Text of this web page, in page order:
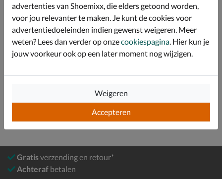
Specificaties
Over Replay
Sneakers
Gratisverzending en retour*
Achteraf betalen
advertenties van Shoemixx, die elders getoond worden,
voor jou relevanter te maken. Je kunt de cookies voor
advertentiedoeleinden indien gewenst weigeren. Meer
weten? Lees dan verder op onzecookiespagina . Hier kun je
jouw voorkeur ook op een later moment nog wijzigen.
Accepteren
Weigeren